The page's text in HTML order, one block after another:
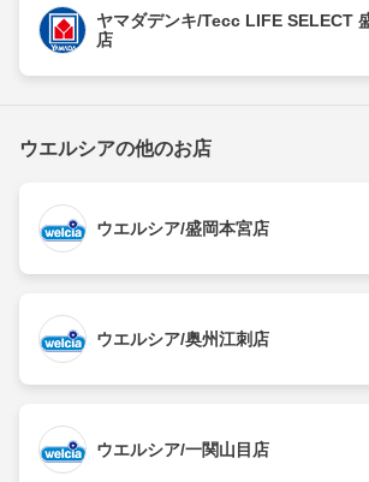
ヤマダデンキ/Tecc LIFE SELECT
店
ウエルシアの他のお店
ウエルシア/盛岡本宮店
ウエルシア/奥州江刺店
ウエルシア/一関山目店